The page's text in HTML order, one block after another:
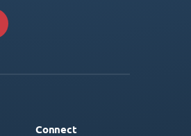
Connect